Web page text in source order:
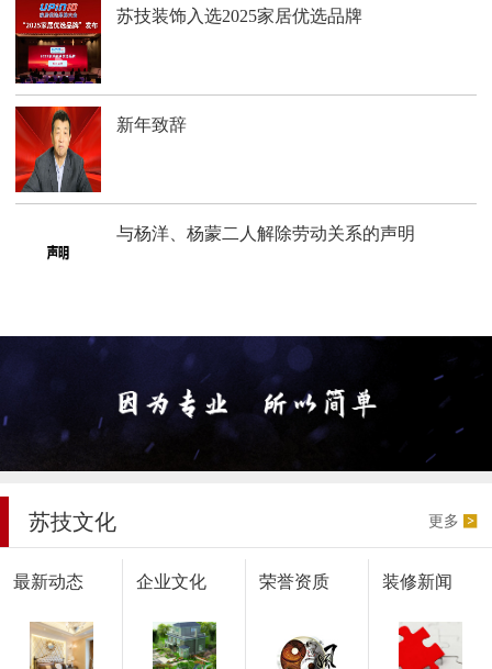
苏技装饰入选2025家居优选品牌
新年致辞
与杨洋、杨蒙二人解除劳动关系的声明
苏技文化 更多
最新动态 企业文化 荣誉资质 装修新闻